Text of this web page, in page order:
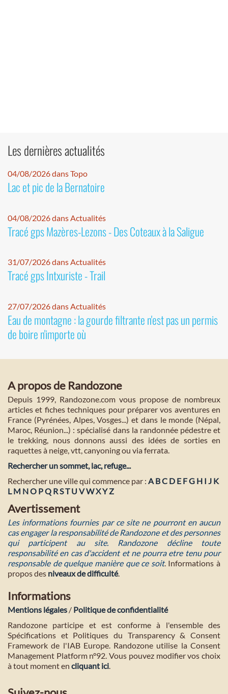
Les dernières actualités
04/08/2026 dans Topo
Lac et pic de la Bernatoire
04/08/2026 dans Actualités
Tracé gps Mazères-Lezons - Des Coteaux à la Saligue
31/07/2026 dans Actualités
Tracé gps Intxuriste - Trail
27/07/2026 dans Actualités
Eau de montagne : la gourde filtrante n'est pas un permis
de boire n'importe où
A propos de Randozone
Depuis 1999, Randozone.com vous propose de nombreux
articles et fiches techniques pour préparer vos aventures en
France (Pyrénées, Alpes, Vosges...) et dans le monde (Népal,
Maroc, Réunion...) : spécialisé dans la randonnée pédestre et
le trekking, nous donnons aussi des idées de sorties en
raquettes à neige, vtt, canyoning ou via ferrata.
Rechercher un sommet, lac, refuge...
Rechercher une ville qui commence par : A BC D E FG H I J K
L M NO PQ RST U VWXYZ
Avertissement
Les informations fournies par ce site ne pourront en aucun
cas engager la responsabilité de Randozone et des personnes
qui participent au site. Randozone décline toute
responsabilité en cas d'accident et ne pourra etre tenu pour
responsable de quelque manière que ce soit. Informations à
propos des niveaux de difficulté.
Informations
Mentions légales / Politique de confidentialité
Randozone participe et est conforme à l'ensemble des
Spécifications et Politiques du Transparency & Consent
Framework de l'IAB Europe. Randozone utilise la Consent
Management Platform n°92. Vous pouvez modifier vos choix
à tout moment en cliquant ici.